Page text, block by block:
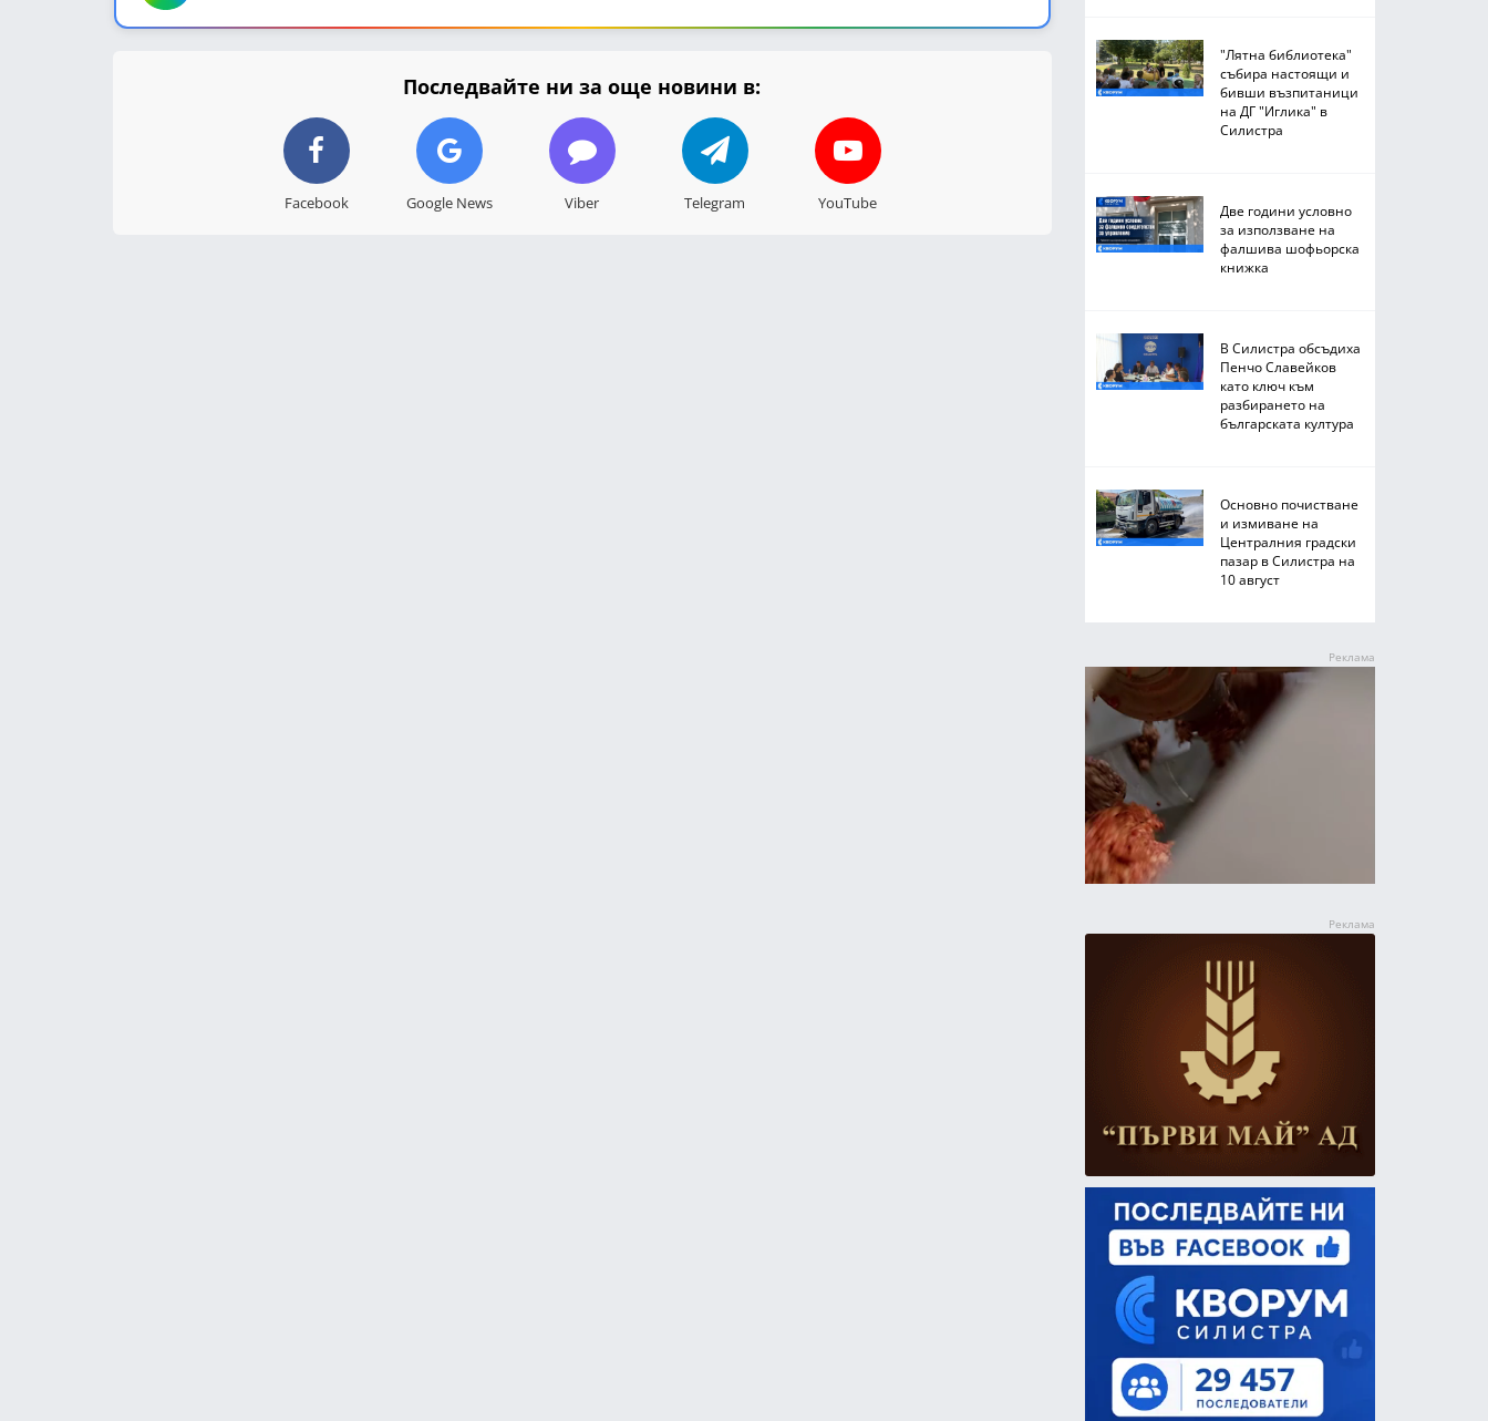
Последвайте ни за още новини в:
Facebook Google News Viber Telegram YouTube
"Лятна библиотека"
събира настоящи и
бивши възпитаници
на ДГ "Иглика" в
Силистра
Две години условно
за използване на
фалшива шофьорска
книжка
В Силистра обсъдиха
Пенчо Славейков
като ключ към
разбирането на
българската култура
Основно почистване
и измиване на
Централния градски
пазар в Силистра на
10 август